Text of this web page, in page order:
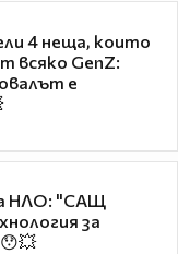
4 неща, които
всяко GenZ:
е
НЛО: "САЩ
за